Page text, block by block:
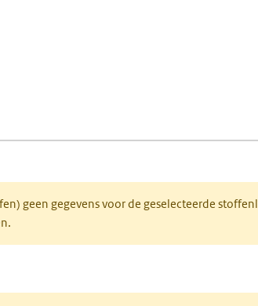
nummer)
stoffen)
nieuw tabblad)
geen gegevens voor de geselecteerde